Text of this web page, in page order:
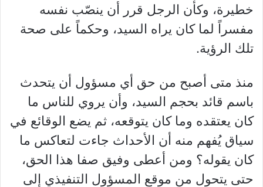
خطيرة، وكأن الرجل قرر أن ينصّب نفسه
مفسراً لما كان يراه السيد، وحكماً على صحة
تلك الرؤية.
منذ متى أصبح من حق أي مسؤول أن يتحدث
باسم قائد بحجم السيد، وأن يروي للناس ما
كان يعتقده وما كان يتوقعه، ثم يضع الوقائع في
سياق يُفهم منه أن الأحداث جاءت لتعاكس ما
كان يقوله؟ ومن أعطى وفيق صفا هذا الحق،
حتى يتحول من موقع المسؤول التنفيذي إلى